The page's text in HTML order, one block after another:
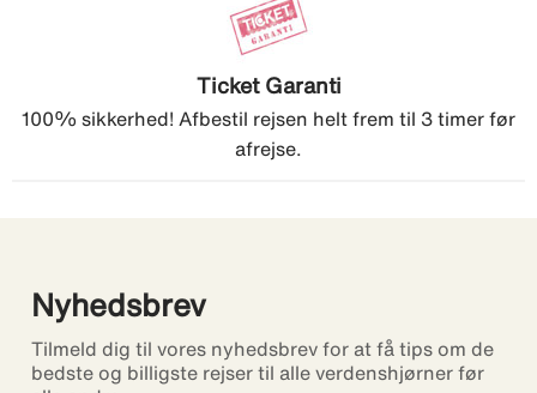
Ticket Garanti
100% sikkerhed! Afbestil rejsen helt frem til 3 timer før
afrejse.
Nyhedsbrev
Tilmeld dig til vores nyhedsbrev for at få tips om de
bedste og billigste rejser til alle verdenshjørner før